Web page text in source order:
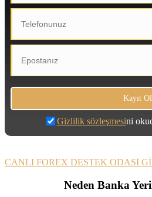
Gizlilik sözleşmesini
CANLI FOREX DESTEK ODASI
Neden Banka